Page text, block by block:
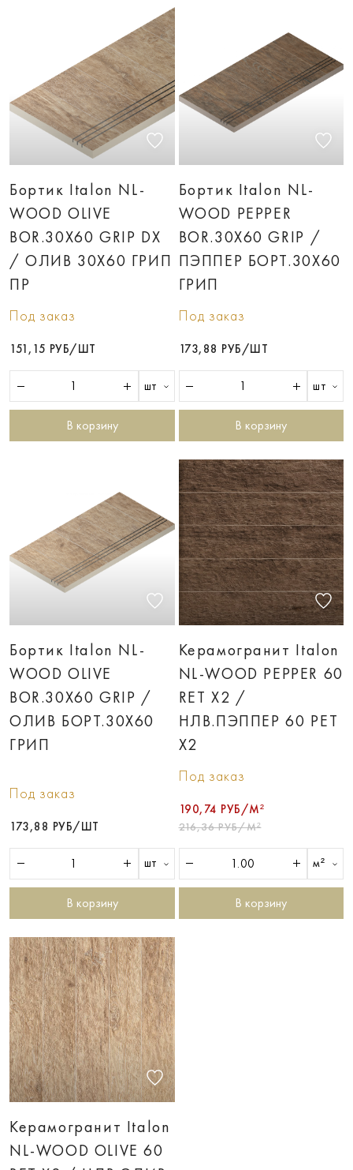
Бортик Italon NL-
WOOD OLIVE
BOR.30X60 GRIP DX
/ ОЛИВ 30X60 ГРИП
ПР
Под заказ
151,15 РУБ/ШТ
шт
В корзину
Бортик Italon NL-
WOOD PEPPER
BOR.30X60 GRIP /
ПЭППЕР БОРT.30X60
ГРИП
Под заказ
173,88 РУБ/ШТ
шт
В корзину
Бортик Italon NL-
WOOD OLIVE
BOR.30X60 GRIP /
ОЛИВ БОРT.30X60
ГРИП
Под заказ
173,88 РУБ/ШТ
шт
В корзину
Керамогранит Italon
NL-WOOD PEPPER 60
RET X2 /
НЛВ.ПЭППЕР 60 РЕТ
Х2
Под заказ
190,74 РУБ/М²
216,36 РУБ/М²
м²
В корзину
Керамогранит Italon
NL-WOOD OLIVE 60